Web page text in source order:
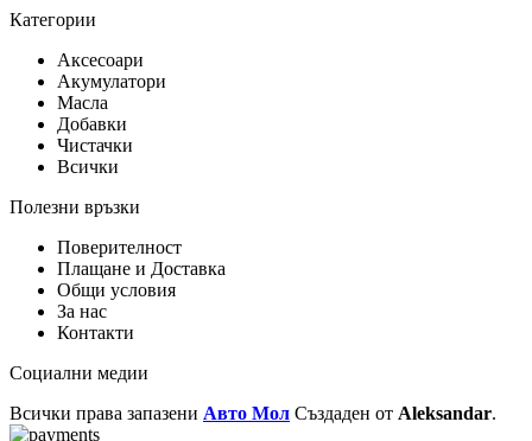
Категории
Аксесоари
Акумулатори
Масла
Добавки
Чистачки
Всички
Полезни връзки
Поверителност
Плащане и Доставка
Общи условия
За нас
Контакти
Социални медии
Всички права запазени Авто Мол Създаден от Aleksandar.